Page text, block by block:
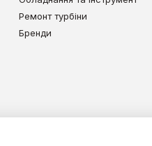
Ремонт турбіни
Бренди